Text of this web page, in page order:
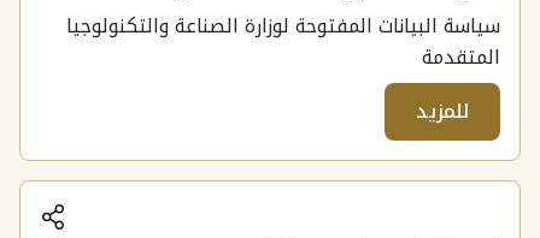
سياسة البيانات المفتوحة لوزارة الصناعة والتكنولوجيا
المتقدمة
للمزيد